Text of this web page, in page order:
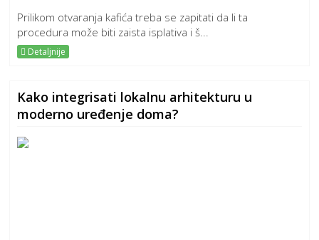
Prilikom otvaranja kafića treba se zapitati da li ta
procedura može biti zaista isplativa i š...
Detaljnije
Kako integrisati lokalnu arhitekturu u
moderno uređenje doma?